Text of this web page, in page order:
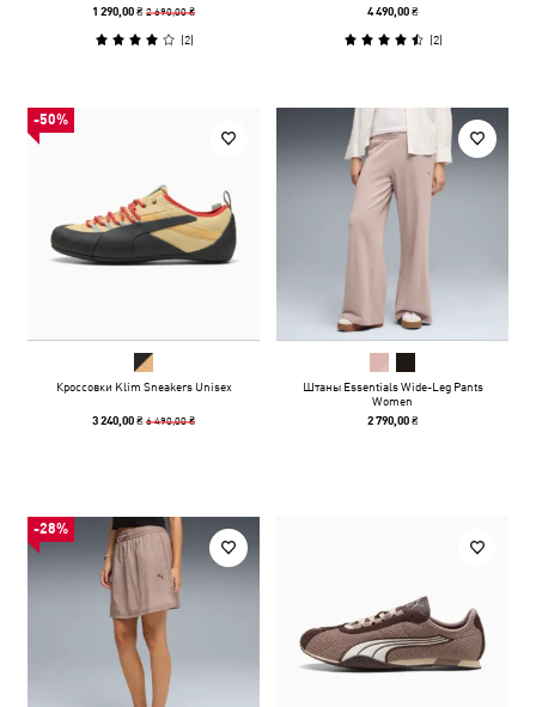
1 290,00 ₴2 690,00 ₴
(2)
4 490,00 ₴
(2)
-50%
Кроссовки Klim Sneakers Unisex
3 240,00 ₴6 490,00 ₴
Штаны Essentials Wide-Leg Pants
Women
2 790,00 ₴
-28%